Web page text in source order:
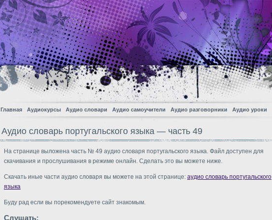
Главная Аудиокурсы Аудио словари Аудио самоучители Аудио разговорники Аудио уроки
Аудио словарь португальского языка — часть 49
На странице выложена часть № 49 аудио словаря португальского языка. Файл доступен для
скачивания и прослушивания в режиме онлайн. Сделать это вы можете ниже.
Скачать иные части аудио словаря вы можете на этой странице: аудио словарь португальского
языка
Буду рад если вы порекомендуете сайт знакомым.
Слушать: